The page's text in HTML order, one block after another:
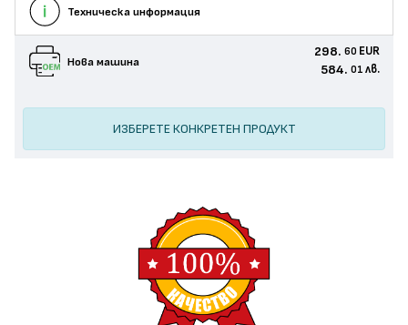
Техническа информация
Нова машина
298. 60 EUR
584. 01 лв.
ИЗБЕРЕТЕ КОНКРЕТЕН ПРОДУКТ